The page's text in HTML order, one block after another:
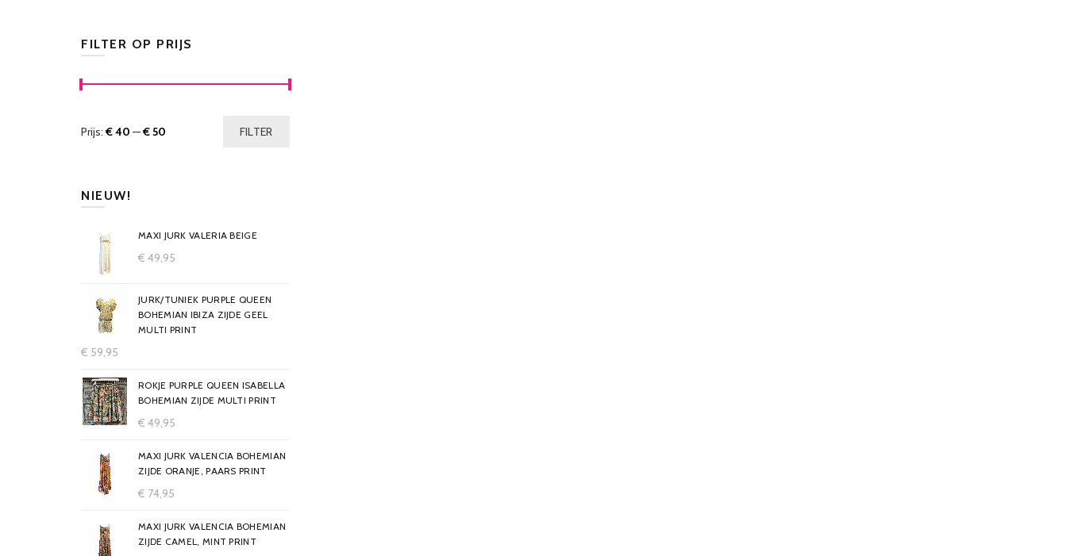
FILTER OP PRIJS
FILTER
Prijs: € 40 —€ 50
NIEUW!
MAXI JURK VALERIA BEIGE
€ 49,95
JURK/TUNIEK PURPLE QUEEN
BOHEMIAN IBIZA ZIJDE GEEL
MULTI PRINT
€ 59,95
ROKJE PURPLE QUEEN ISABELLA
BOHEMIAN ZIJDE MULTI PRINT
€ 49,95
MAXI JURK VALENCIA BOHEMIAN
ZIJDE ORANJE, PAARS PRINT
€ 74,95
MAXI JURK VALENCIA BOHEMIAN
ZIJDE CAMEL, MINT PRINT